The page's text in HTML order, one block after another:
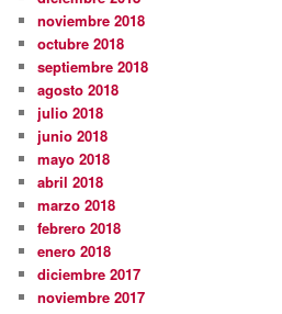
noviembre 2018
octubre 2018
septiembre 2018
agosto 2018
julio 2018
junio 2018
mayo 2018
abril 2018
marzo 2018
febrero 2018
enero 2018
diciembre 2017
noviembre 2017